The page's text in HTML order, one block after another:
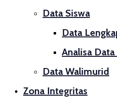
Data Siswa
Data
Analisa Data
Data Walimurid
Zona Integritas